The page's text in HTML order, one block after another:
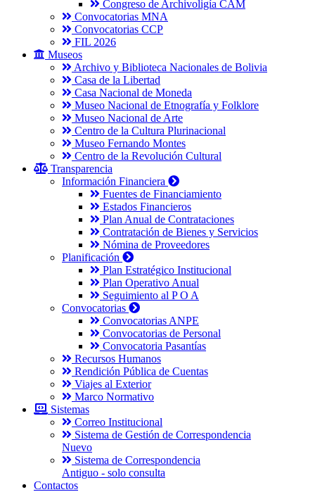
Congreso de Archivoligía CAM
Convocatorias MNA
Convocatorias CCP
FIL 2026
Museos
Archivo y Biblioteca Nacionales de Bolivia
Casa de la Libertad
Casa Nacional de Moneda
Museo Nacional de Etnografía y Folklore
Museo Nacional de Arte
Centro de la Cultura Plurinacional
Museo Fernando Montes
Centro de la Revolución Cultural
Transparencia
Información Financiera
Fuentes de Financiamiento
Estados Financieros
Plan Anual de Contrataciones
Contratación de Bienes y Servicios
Nómina de Proveedores
Planificación
Plan Estratégico Institucional
Plan Operativo Anual
Seguimiento al P O A
Convocatorias
Convocatorias ANPE
Convocatorias de Personal
Convocatoria Pasantías
Recursos Humanos
Rendición Pública de Cuentas
Viajes al Exterior
Marco Normativo
Sistemas
Correo Institucional
Sistema de Gestión de Correspondencia
Nuevo
Sistema de Correspondencia
Antiguo - solo consulta
Contactos